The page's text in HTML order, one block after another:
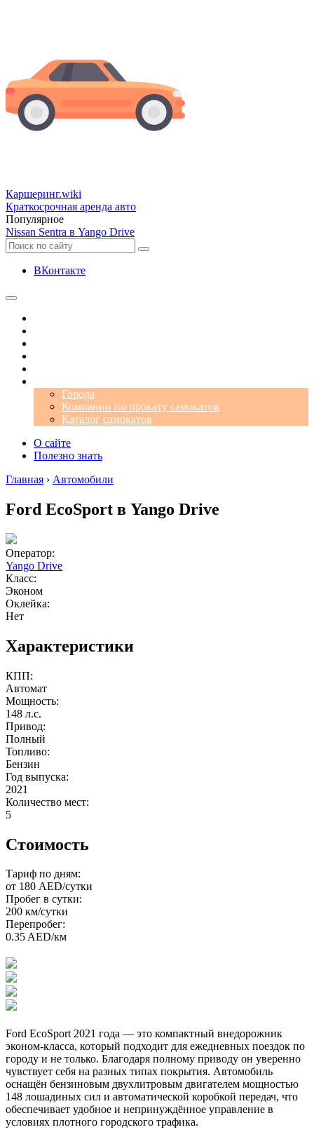
Каршеринг.wiki
Краткосрочная аренда авто
Популярное
Nissan Sentra в Yango Drive
ВКонтакте
Города
Компании по прокату самокатов
Каталог самокатов
О сайте
Полезно знать
Главная › Автомобили
Ford EcoSport в Yango Drive
Оператор:
Yango Drive
Класс:
Эконом
Оклейка:
Нет
Характеристики
КПП:
Автомат
Мощность:
148 л.с.
Привод:
Полный
Топливо:
Бензин
Год выпуска:
2021
Количество мест:
5
Стоимость
Тариф по дням:
от 180 AED/сутки
Пробег в сутки:
200 км/сутки
Перепробег:
0.35 AED/км
Ford EcoSport 2021 года — это компактный внедорожник
эконом-класса, который подходит для ежедневных поездок по
городу и не только. Благодаря полному приводу он уверенно
чувствует себя на разных типах покрытия. Автомобиль
оснащён бензиновым двухлитровым двигателем мощностью
148 лошадиных сил и автоматической коробкой передач, что
обеспечивает удобное и непринуждённое управление в
условиях плотного городского трафика.